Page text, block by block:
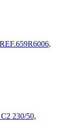
230/50,